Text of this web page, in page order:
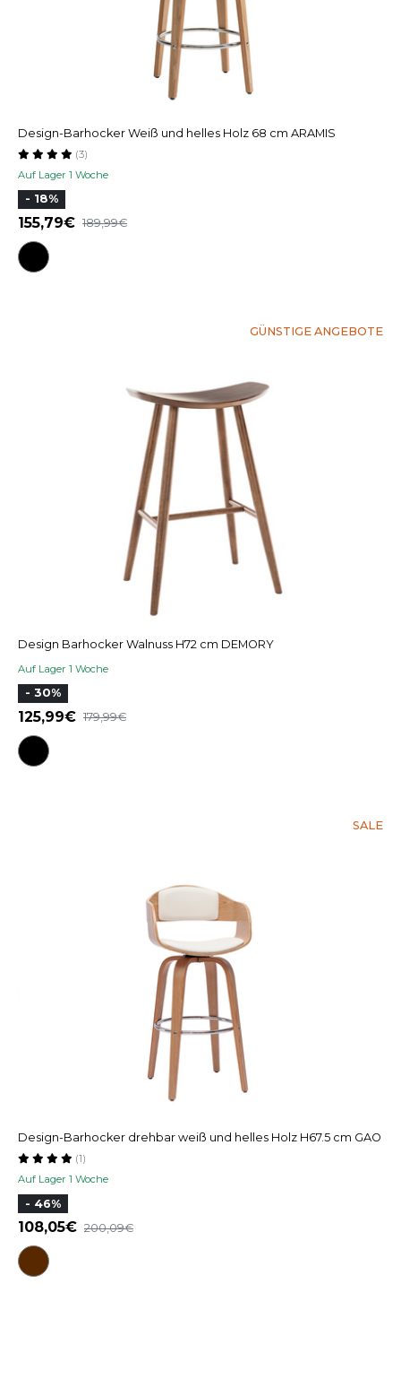
Design-Barhocker Weiß und helles Holz 68 cm ARAMIS
Auf Lager 1 Woche
(3)
- 18%
155,79 189,99
GÜNSTIGE ANGEBOTE
Design Barhocker Walnuss H72 cm DEMORY
Auf Lager 1 Woche
- 30%
125,99 179,99
SALE
Design-Barhocker drehbar weiß und helles Holz H67.5 cm GAO
Auf Lager 1 Woche
(1)
- 46%
108,05 200,09